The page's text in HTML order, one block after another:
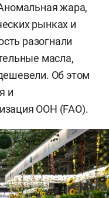
жара,
рынках и
разогнали
масла,
Об этом
и
ООН (FAO).